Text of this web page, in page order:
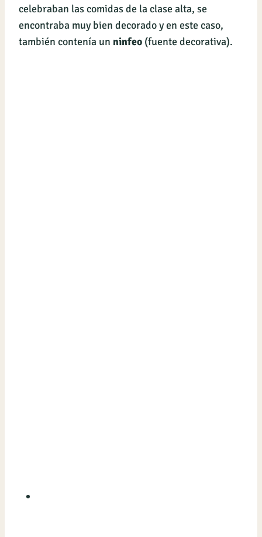
celebraban las comidas de la clase alta, se
encontraba muy bien decorado y en este caso,
también contenía un ninfeo (fuente decorativa).